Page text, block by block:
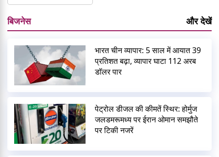
बिजनेस और देखें
भारत चीन व्यापार: 5 साल में आयात 39
प्रतिशत बढ़ा, व्यापार घाटा 112 अरब
डॉलर पार
पेट्रोल डीजल की कीमतें स्थिर: होर्मुज
जलडमरूमध्य पर ईरान ओमान समझौते
पर टिकी नजरें